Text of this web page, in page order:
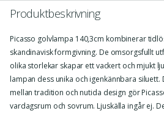
Produktbeskrivning
Picasso golvlampa 140,3cm kombinerar
skandinavisk formgivning. De omsorgsfullt
olika storlekar skapar ett vackert och mjukt
lampan dess unika och igenkännbara siluett.
mellan tradition och nutida design gör
vardagsrum och sovrum. Ljuskälla ingår ej.